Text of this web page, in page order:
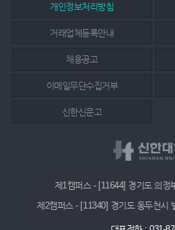
개인정보처리방침
거래업체등록안내
채용공고
이메일무단수집거부
신한신문고
제1캠퍼스 - [11644] 경기도 의정
제2캠퍼스 - [11340] 경기도 동두천시